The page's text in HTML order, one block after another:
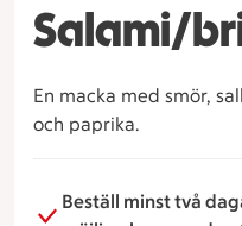
Salami/
En macka med smör,
och paprika.
Beställ minst två